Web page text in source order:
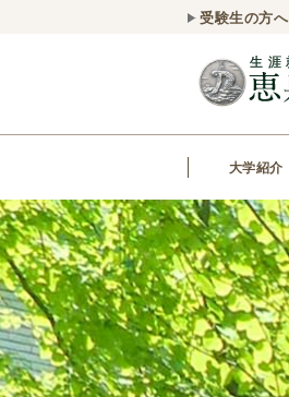
受験生の方へ
大学紹介